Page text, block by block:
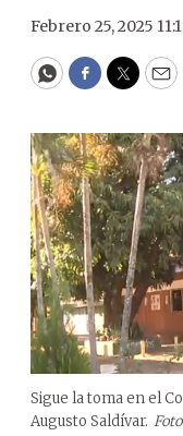
Febrero 25, 2025
WhatsApp
Facebook
Sigue la toma en el
Augusto Saldívar.